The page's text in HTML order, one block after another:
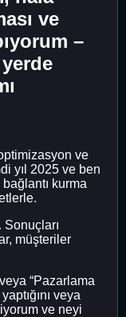
ve
–
ve
yıl 2025 ve ben
kurma
Sonuçları
müşteriler
“Pazarlama
veya
ve neyi